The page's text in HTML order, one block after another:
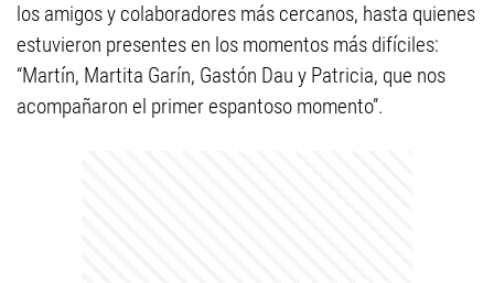
los amigos y colaboradores más cercanos, hasta quienes
estuvieron presentes en los momentos más difíciles:
“Martín, Martita Garín, Gastón Dau y Patricia, que nos
acompañaron el primer espantoso momento”.